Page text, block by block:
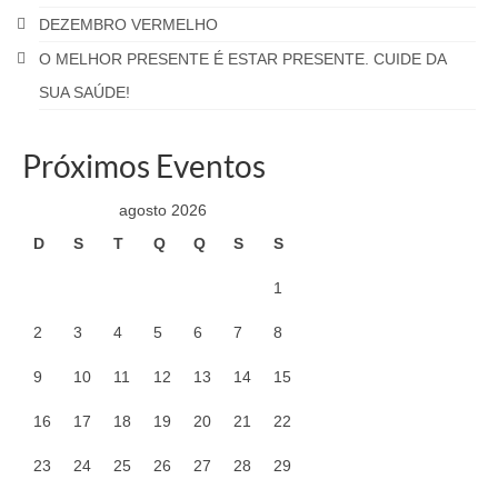
DEZEMBRO VERMELHO
O MELHOR PRESENTE É ESTAR PRESENTE. CUIDE DA
SUA SAÚDE!
Próximos Eventos
agosto 2026
D
S T Q Q S S
1
2 3 4 5 6 7 8
9 10 11 12 13 14 15
16 17 18 19 20 21 22
23 24 25 26 27 28 29